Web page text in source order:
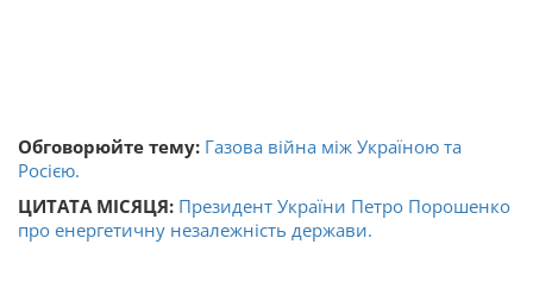
Обговорюйте тему: Газова війна між Україною та
Росією.
ЦИТАТА МІСЯЦЯ: Президент України Петро Порошенко
про енергетичну незалежність держави.